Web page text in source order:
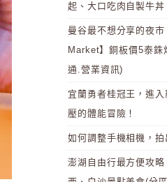
起、大口吃肉自製牛丼
曼谷最不想分享的夜
Market】銅板價5泰銖
通.營業資訊)
宜蘭勇者桂冠王，進
壓的體能冒險！
如何調整手機相機，拍
澎湖自由行最方便攻